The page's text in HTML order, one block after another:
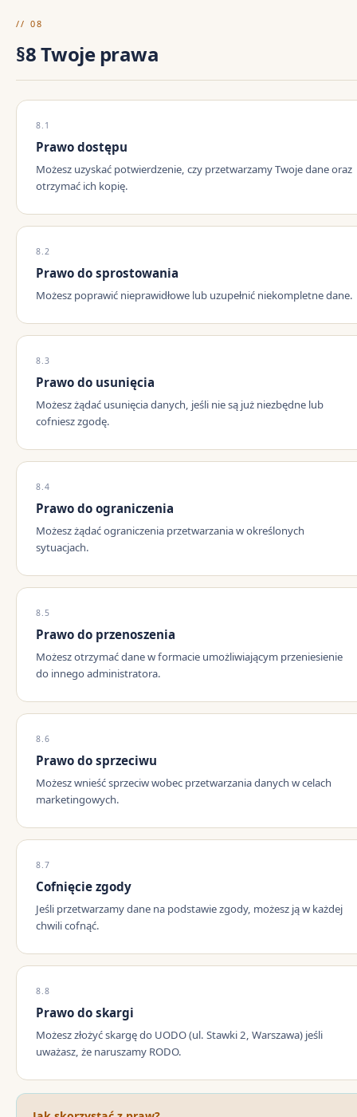
// 08
§8 Twoje prawa
8.1
Prawo dostępu
Możesz uzyskać potwierdzenie, czy przetwarzamy Twoje dane oraz
otrzymać ich kopię.
8.2
Prawo do sprostowania
Możesz poprawić nieprawidłowe lub uzupełnić niekompletne dane.
8.3
Prawo do usunięcia
Możesz żądać usunięcia danych, jeśli nie są już niezbędne lub
cofniesz zgodę.
8.4
Prawo do ograniczenia
Możesz żądać ograniczenia przetwarzania w określonych
sytuacjach.
8.5
Prawo do przenoszenia
Możesz otrzymać dane w formacie umożliwiającym przeniesienie
do innego administratora.
8.6
Prawo do sprzeciwu
Możesz wnieść sprzeciw wobec przetwarzania danych w celach
marketingowych.
8.7
Cofnięcie zgody
Jeśli przetwarzamy dane na podstawie zgody, możesz ją w każdej
chwili cofnąć.
8.8
Prawo do skargi
Możesz złożyć skargę do UODO (ul. Stawki 2, Warszawa) jeśli
uważasz, że naruszamy RODO.